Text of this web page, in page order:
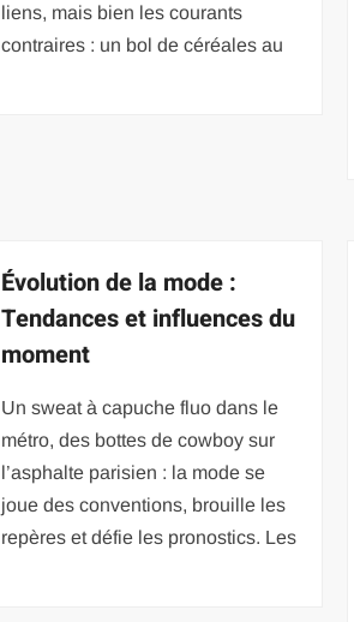
liens, mais bien les courants
contraires : un bol de céréales au
Évolution de la mode :
Tendances et influences du
moment
Un sweat à capuche fluo dans le
métro, des bottes de cowboy sur
l’asphalte parisien : la mode se
joue des conventions, brouille les
repères et défie les pronostics. Les